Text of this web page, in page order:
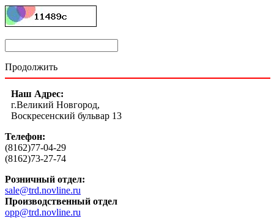
Продолжить
Наш Адрес:
г.Великий Новгород,
Воскресенский бульвар 13
Телефон:
(8162)77-04-29
(8162)73-27-74
Розничный отдел:
sale@trd.novline.ru
Производственный отдел
opp@trd.novline.ru